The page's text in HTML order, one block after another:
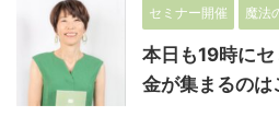
セミナー開催 魔法
本日も19時に
金が集まるのは